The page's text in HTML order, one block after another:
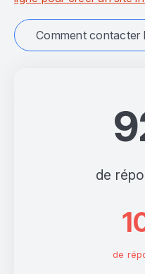
de
de
Comment contacter